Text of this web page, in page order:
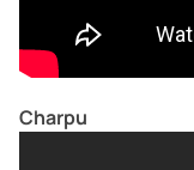
Charpu